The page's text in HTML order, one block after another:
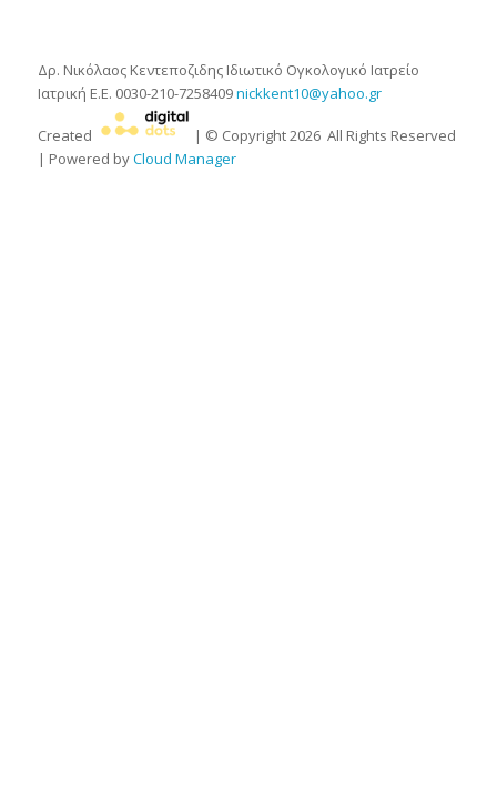
Δρ. Νικόλαος Κεντεποζιδης Ιδιωτικό Ογκολογικό Ιατρείο
Ιατρική Ε.Ε. 0030-210-7258409nickkent10@yahoo.gr
Created | © Copyright2026All Rights Reserved
| Powered byCloud Manager